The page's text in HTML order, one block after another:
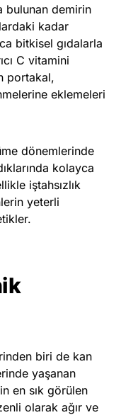
bulunan demirin
kadar
bitkisel gıdalarla
C vitamini
portakal,
eklemeleri
dönemlerinde
kolayca
iştahsızlık
yeterli
biri de kan
yaşanan
en sık görülen
olarak ağır ve